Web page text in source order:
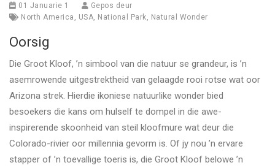
01 Januarie 1
Gepos deur
North America , USA, National Park, Natural Wonder
Oorsig
Die Groot Kloof, ’n simbool van die natuur se grandeur, is ’n
asemrowende uitgestrektheid van gelaagde rooi rotse wat oor
Arizona strek. Hierdie ikoniese natuurlike wonder bied
besoekers die kans om hulself te dompel in die awe-
inspirerende skoonheid van steil kloofmure wat deur die
Colorado-rivier oor millennia gevorm is. Of jy nou ’n ervare
stapper of ’n toevallige toeris is, die Groot Kloof belowe ’n